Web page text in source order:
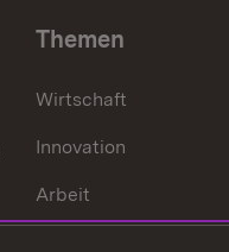
Themen
Wirtschaft
Innovation
Arbeit